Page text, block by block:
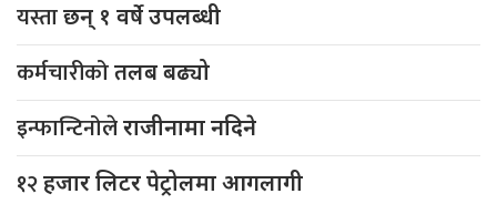
यस्ताछन् १ वर्षे उपलब्धी
कर्मचारीकोतलब बढ्यो
इन्फान्टिनोलेराजीनामा नदिने
१२हजार लिटर पेट्रोलमा आगलागी